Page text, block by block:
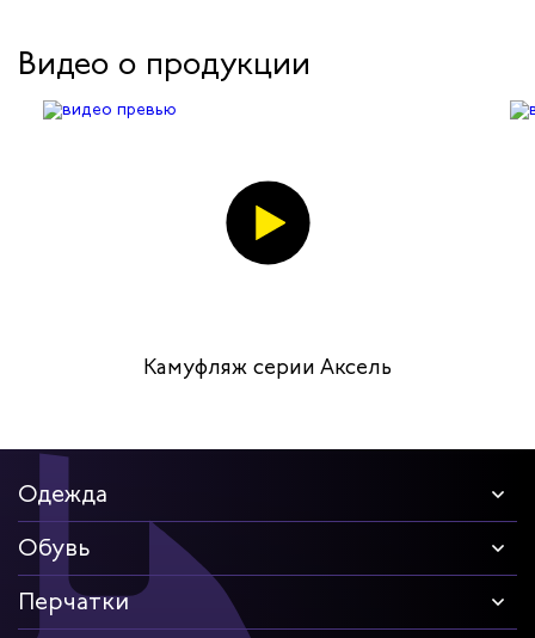
Видео о продукции
Камуфляж серии Аксель
Одежда
Обувь
Перчатки